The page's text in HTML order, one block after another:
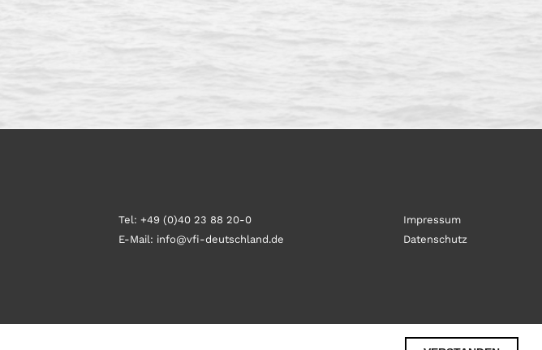
Tel: +49 (0)40 23 88 20-0
E-Mail: info@vfi-deutschland.de
Impressum
Datenschutz